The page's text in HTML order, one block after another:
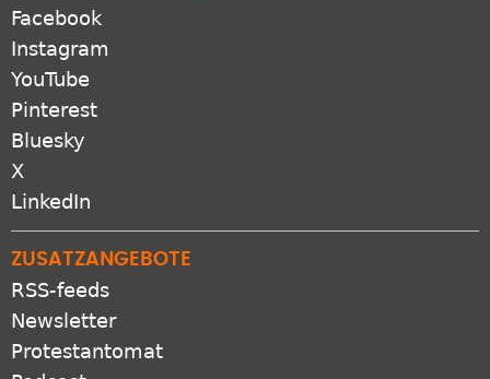
Facebook
Instagram
YouTube
Pinterest
Bluesky
X
LinkedIn
ZUSATZANGEBOTE
RSS-feeds
Newsletter
Protestantomat